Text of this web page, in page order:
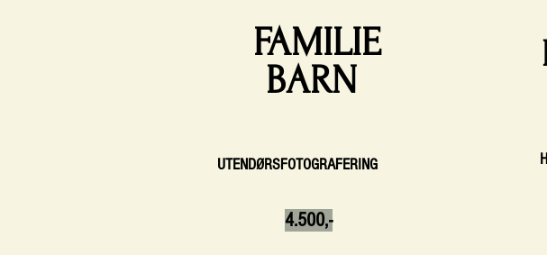
FAMILIE
BARN
UTENDØRSFOTOGRAFERING
4.500,-